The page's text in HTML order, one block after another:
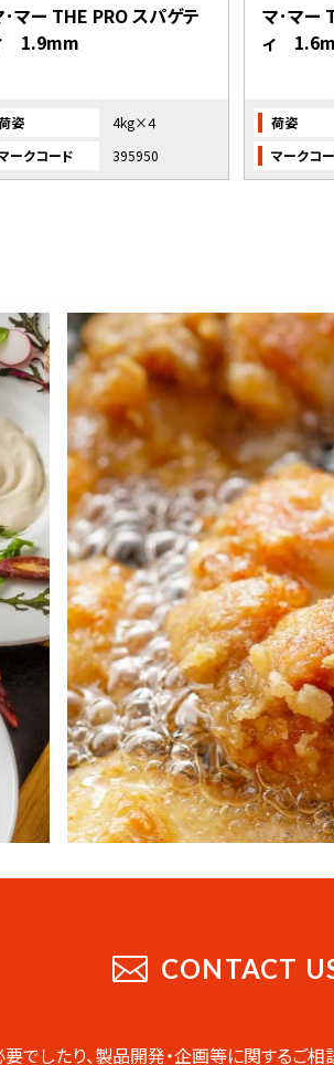
･マー THE PRO スパゲテ
1.9mm
姿
4kg×４
ークコード
395950
マ･マー
ィ
荷姿
マークコ
CONTACT
でしたり、製品開発・企画等に関するご相